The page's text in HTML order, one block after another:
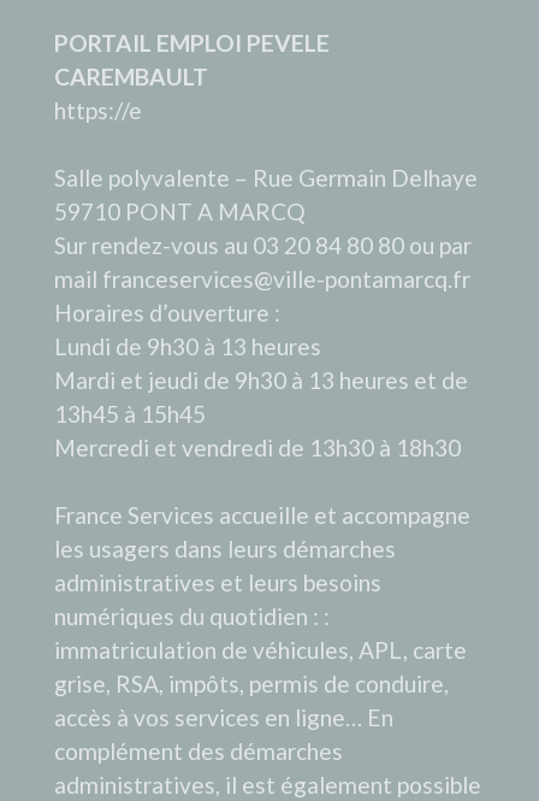
PORTAIL EMPLOI PEVELE
CAREMBAULT
https://e
Salle polyvalente – Rue Germain Delhaye
59710 PONT A MARCQ
Sur rendez-vous au 03 20 84 80 80 ou par
mail franceservices@ville-pontamarcq.fr
Horaires d’ouverture :
Lundi de 9h30 à 13 heures
Mardi et jeudi de 9h30 à 13 heures et de
13h45 à 15h45
Mercredi et vendredi de 13h30 à 18h30
France Services accueille et accompagne
les usagers dans leurs démarches
administratives et leurs besoins
numériques du quotidien : :
immatriculation de véhicules, APL, carte
grise, RSA, impôts, permis de conduire,
accès à vos services en ligne… En
complément des démarches
administratives, il est également possible